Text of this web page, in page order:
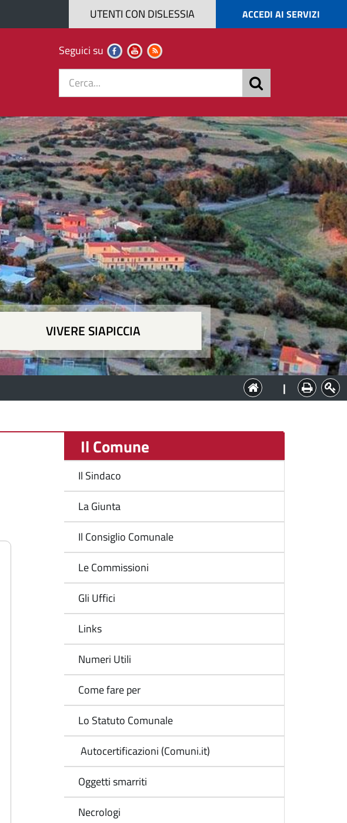
ACCEDI AI SERVIZI
UTENTI CON DISLESSIA
Seguici su
VIVERE SIAPICCIA
|
Il Comune
Il Sindaco
La Giunta
Il Consiglio Comunale
Le Commissioni
Gli Uffici
Links
Numeri Utili
Come fare per
Lo Statuto Comunale
Autocertificazioni (Comuni.it)
Oggetti smarriti
Necrologi